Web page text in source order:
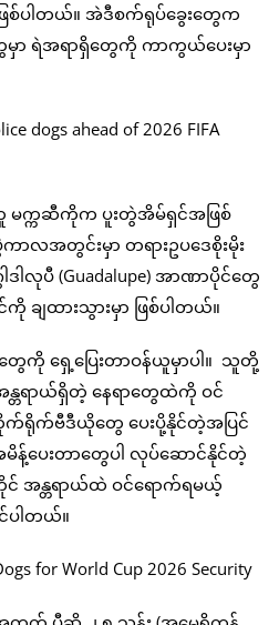
ြစ်ပါတယ်။ အဲဒီစက်ရုပ်ခွေးတွေက
မှာ ရဲအရာရှိတွေကို ကာကွယ်ပေးမှာ
မက္ကဆီကိုက ပူးတွဲအိမ်ရှင်အဖြစ်
လအတွင်းမှာ တရားဥပဒေစိုးမိုး
လုပီ (Guadalupe) အာဏာပိုင်တွေ
ချထားသွားမှာ ဖြစ်ပါတယ်။
ကို ရှေ့ပြေးတာဝန်ယူမှာပါ။ သူတို့
ရာယ်ရှိတဲ့ နေရာတွေထဲကို ဝင်
ရိုက်ဗီဒီယိုတွေ ပေးပို့နိုင်တဲ့အပြင်
ေးတာတွေပါ လုပ်ဆောင်နိုင်တဲ့
န္တရာယ်ထဲ ဝင်ရောက်ရမယ့်
ပါတယ်။